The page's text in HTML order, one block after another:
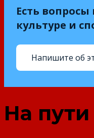
Есть
культуре и
Напишите об
На